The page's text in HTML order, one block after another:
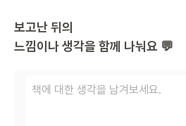
보고난 뒤의
느낌이나 생각을 함께 나눠요 💬